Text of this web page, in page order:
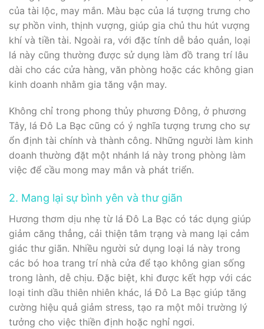
của tài lộc, may mắn. Màu bạc của lá tượng trưng cho
sự phồn vinh, thịnh vượng, giúp gia chủ thu hút vượng
khí và tiền tài. Ngoài ra, với đặc tính dễ bảo quản, loại
lá này cũng thường được sử dụng làm đồ trang trí lâu
dài cho các cửa hàng, văn phòng hoặc các không gian
kinh doanh nhằm gia tăng vận may.
Không chỉ trong phong thủy phương Đông, ở phương
Tây, lá Đô La Bạc cũng có ý nghĩa tượng trưng cho sự
ổn định tài chính và thành công. Những người làm kinh
doanh thường đặt một nhánh lá này trong phòng làm
việc để cầu mong may mắn và phát triển.
2. Mang lại sự bình yên và thư giãn
Hương thơm dịu nhẹ từ lá Đô La Bạc có tác dụng giúp
giảm căng thẳng, cải thiện tâm trạng và mang lại cảm
giác thư giãn. Nhiều người sử dụng loại lá này trong
các bó hoa trang trí nhà cửa để tạo không gian sống
trong lành, dễ chịu. Đặc biệt, khi được kết hợp với các
loại tinh dầu thiên nhiên khác, lá Đô La Bạc giúp tăng
cường hiệu quả giảm stress, tạo ra một môi trường lý
tưởng cho việc thiền định hoặc nghỉ ngơi.